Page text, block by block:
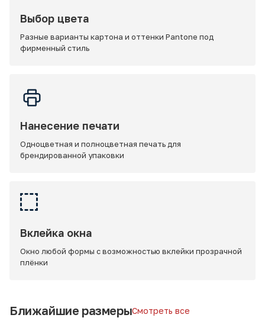
Выбор цвета
Разные варианты картона и оттенки Pantone под
фирменный стиль
Нанесение печати
Одноцветная и полноцветная печать для
брендированной упаковки
Вклейка окна
Окно любой формы с возможностью вклейки прозрачной
плёнки
Ближайшие размерыСмотреть все